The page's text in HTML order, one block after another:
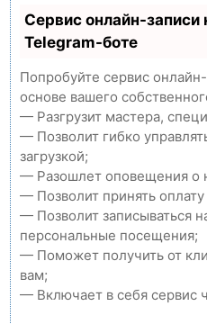
Сервис онлайн-записи
Telegram-боте
Попробуйте сервис
основе вашего
— Разгрузит мастера,
— Позволит гибко
загрузкой;
— Разошлет оповещения о
— Позволит принять
— Позволит записываться
персональные посещения;
— Поможет получить от
вам;
— Включает в себя сервис